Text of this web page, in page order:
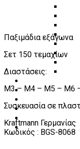
DOWNLOADS
ΕΠΙΚΟΙΝΩΝΙΑ
B2B
ΕΝ
Παξιμάδια εξάγωνα
Σετ 150 τεμαχίων
Διαστάσεις:
M3 – M4 – M5 – M6
Συσκευασία σε
Kraftmann Γερμανίας
Κωδικός : BGS-8068